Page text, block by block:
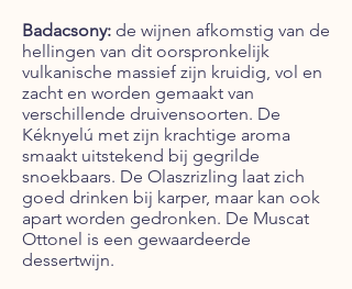
Badacsony: de wijnen afkomstig van de
hellingen van dit oorspronkelijk
vulkanische massief zijn kruidig, vol en
zacht en worden gemaakt van
verschillende druivensoorten. De
Kéknyelú met zijn krachtige aroma
smaakt uitstekend bij gegrilde
snoekbaars. De Olaszrizling laat zich
goed drinken bij karper, maar kan ook
apart worden gedronken. De Muscat
Ottonel is een gewaardeerde
dessertwijn.